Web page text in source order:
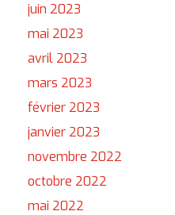
juin 2023
mai 2023
avril 2023
mars 2023
février 2023
janvier 2023
novembre 2022
octobre 2022
mai 2022